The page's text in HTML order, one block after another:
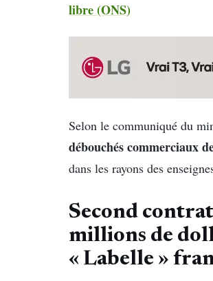
libre (ONS)
Selon le communiqué du
débouchés commerciaux
dans les rayons des
Second
millions de
« Labelle »